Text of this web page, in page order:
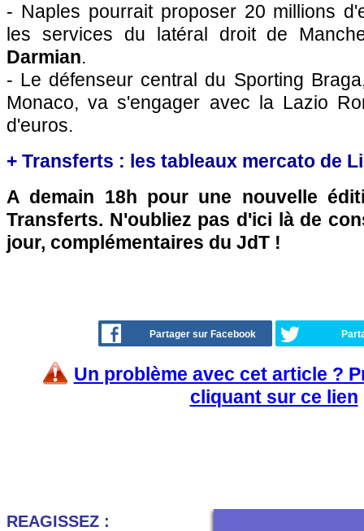
- Naples pourrait proposer 20 millions
les services du latéral droit de
Darmian.
- Le défenseur central du Sporting
Monaco, va s'engager avec la Lazio
d'euros.
+ Transferts : les tableaux mercato de
A demain 18h pour une nouvelle
Transferts. N'oubliez pas d'ici là de
jour, complémentaires du JdT !
Partager sur Facebook
Un problème avec cet article ?
cliquant sur ce lien
REAGISSEZ :